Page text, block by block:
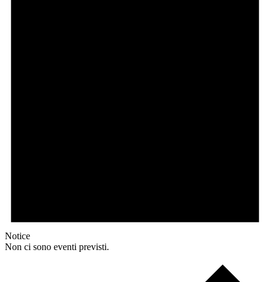
Notice
Non ci sono eventi previsti.